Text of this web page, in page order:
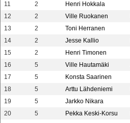
11
2 Henri Hokkala
12
2 Ville Ruokanen
13
2 Toni Herranen
14
2 Jesse Kallio
15
2 Henri Timonen
16
5 Ville Hautamäki
17
5 Konsta Saarinen
18
5 Arttu Lähdeniemi
19
5 Jarkko Nikara
20
5 Pekka Keski-Korsu